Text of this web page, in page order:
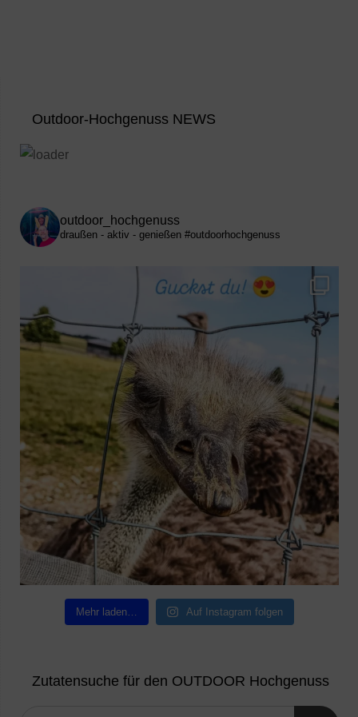
Outdoor-Hochgenuss NEWS
outdoor_hochgenuss
draußen - aktiv - genießen #outdoorhochgenuss
Mehr laden… Auf Instagram folgen
Zutatensuche für den OUTDOOR Hochgenuss